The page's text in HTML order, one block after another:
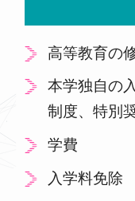
高等教育の
本学独自の
制度、特別
学費
入学料免除